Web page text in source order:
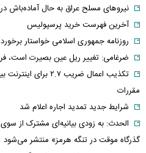
نیروهای مسلح عراق به حال آماده‌باش
آخرین فهرست خرید پرسپولیس
روزنامه جمهوری اسلامی خواستار
ضرغامی: تغییر ریل عین بصیرت است،
تکذیب اعمال ضریب
مقررات
شرایط جدید تمدید اجاره اعلام شد
الحدث: به زودی بیانیه‌ای مشترک از
گذرگاه موقت در تنگه هرمز» منتشر می‌شود